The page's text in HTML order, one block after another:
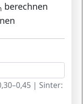
berechnen
| Sinter: